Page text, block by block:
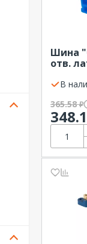
Шина
отв.
В
365.58₽